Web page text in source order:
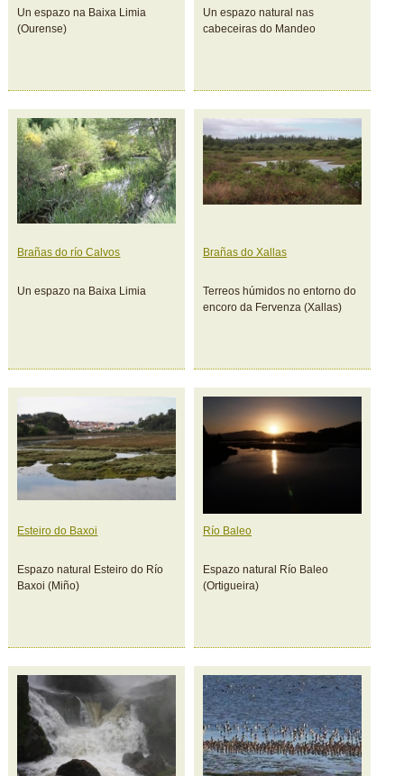
Un espazo na Baixa Limia
(Ourense)
Un espazo natural nas
cabeceiras do Mandeo
Brañas do río Calvos
Un espazo na Baixa Limia
Brañas do Xallas
Terreos húmidos no entorno do
encoro da Fervenza (Xallas)
Esteiro do Baxoi
Espazo natural Esteiro do Río
Baxoi (Miño)
Río Baleo
Espazo natural Río Baleo
(Ortigueira)